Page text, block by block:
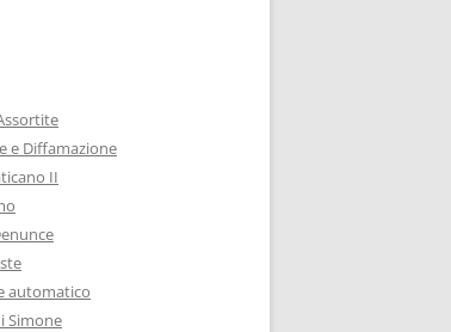
e Diffamazione
II
automatico
Simone